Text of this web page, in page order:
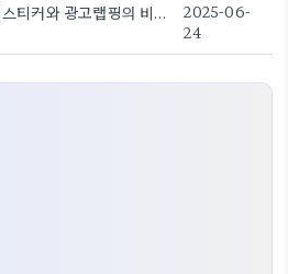
대전스티커제작: 완벽한 낚시스티커와 광고랩핑의 비밀!
2025-06-
24